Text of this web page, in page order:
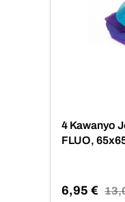
4 Kawanyo
FLUO,
6,95 €